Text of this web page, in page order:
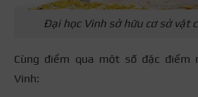
Đại học Vinh sở hữu cơ sở vật
Cùng điểm qua một số đặc điểm
Vinh: